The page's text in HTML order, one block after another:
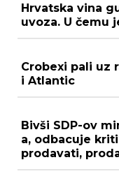
Hrvatska vina
uvoza. U čemu
Crobexi pali uz
i Atlantic
Bivši SDP-ov
a, odbacuje
prodavati,